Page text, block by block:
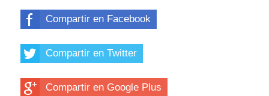
Compartir en Facebook
Compartir en Twitter
Compartir en Google Plus